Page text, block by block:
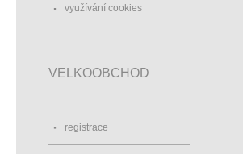
využívání cookies
VELKOOBCHOD
registrace